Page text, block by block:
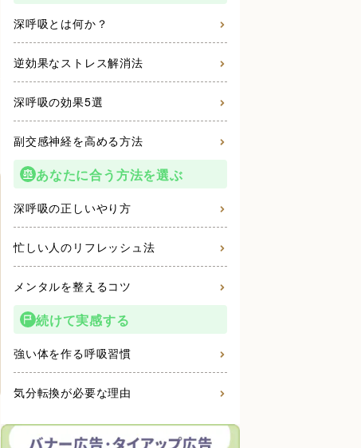
深呼吸とは何か？
逆効果なストレス解消法
深呼吸の効果5選
副交感神経を高める方法
あなたに合う方法を選ぶ
深呼吸の正しいやり方
忙しい人のリフレッシュ法
メンタルを整えるコツ
続けて実感する
強い体を作る呼吸習慣
気分転換が必要な理由